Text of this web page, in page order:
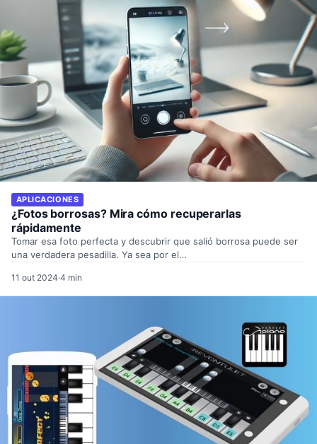
APLICACIONES
¿Fotos borrosas? Mira cómo recuperarlas
rápidamente
Tomar esa foto perfecta y descubrir que salió borrosa puede ser
una verdadera pesadilla. Ya sea por el…
11 out 2024·4 min